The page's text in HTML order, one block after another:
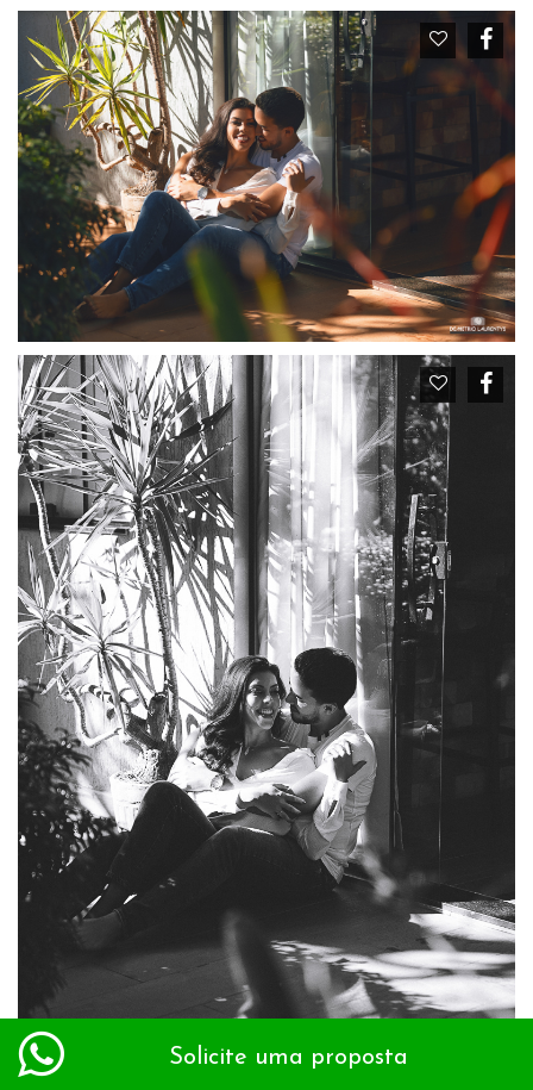
Solicite uma proposta